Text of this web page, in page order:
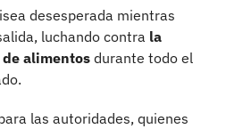
desesperada mientras
luchando contra la
alimentos durante todo el
las autoridades, quienes